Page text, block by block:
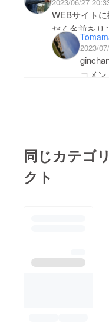
す。 本当に
とりお一人
す。本当に
ございます！
目標金額を
や、SNSや
ありがとう
WEBサイト
だく名前をリ
ていただくこ
ますか？
2023/
コメ
がら
なり
同じカテゴ
クト